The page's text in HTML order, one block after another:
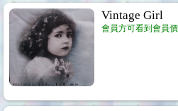
Vintage Girl
會員方可看到會員價